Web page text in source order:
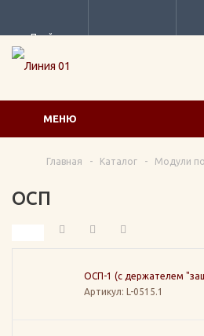
Прайс
МЕНЮ
Главная - Каталог - Модули
ОСП
ОСП-1 (с держателем
Артикул: L-0515.1